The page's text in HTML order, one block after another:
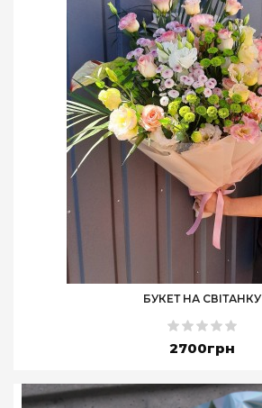
БУКЕТ НА СВІТАНКУ
2700грн